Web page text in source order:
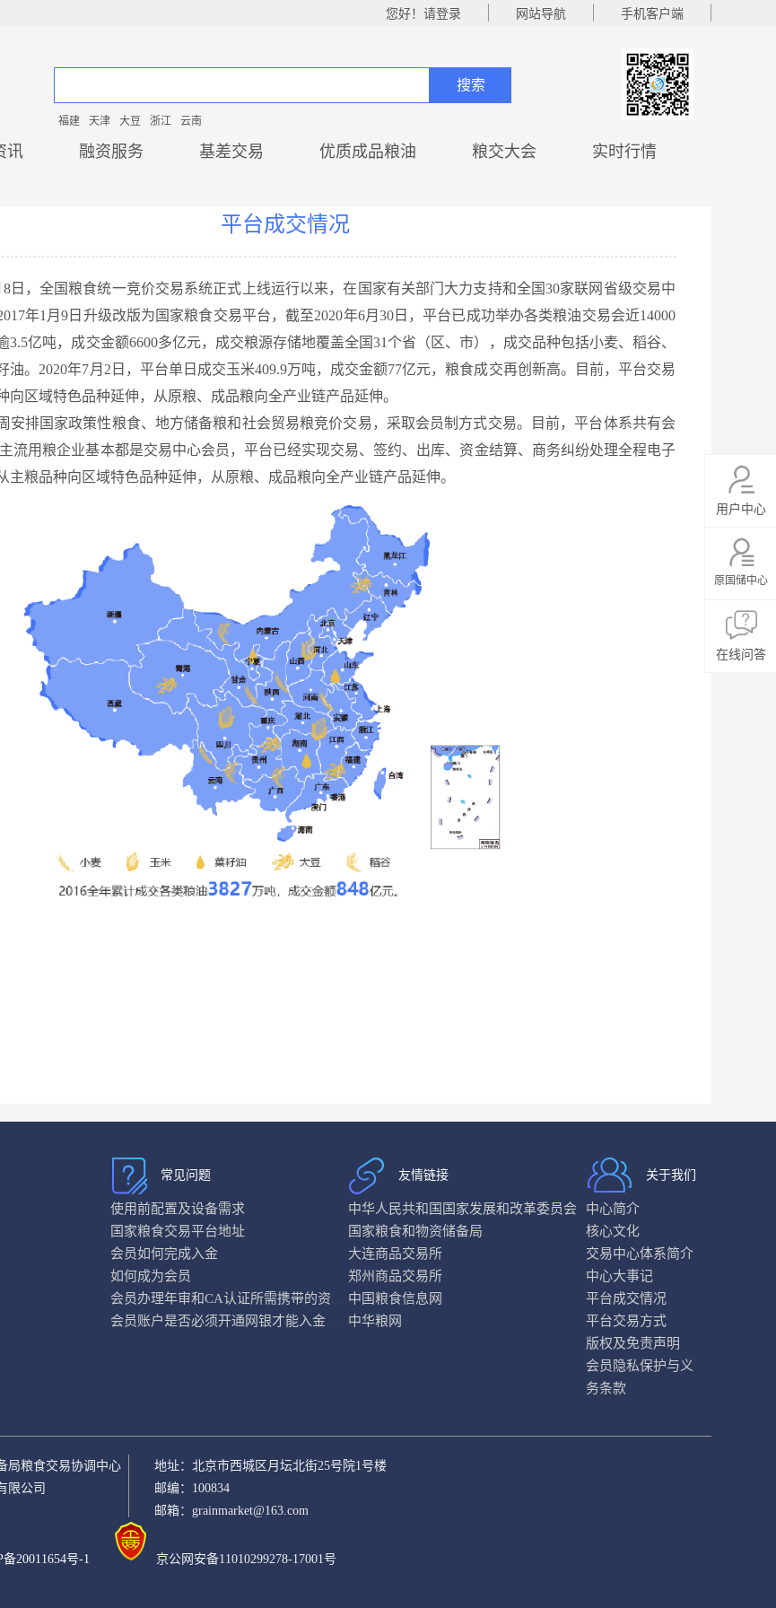
手机客户端
网站导航
您好！请登录
搜索
福建 天津 大豆 浙江 云南
讯 融资服务 基差交易 优质成品粮油 粮交大会 实时行情
平台成交情况
8日，全国粮食统一竞价交易系统正式上线运行以来，在国家有关部门大力支持和全国30家联网省级交易中
年1月9日升级改版为国家粮食交易平台，截至2020年6月30日，平台已成功举办各类粮油交易会近14000
3.5亿吨，成交金额6600多亿元，成交粮源存储地覆盖全国31个省（区、市），成交品种包括小麦、稻谷、
油。2020年7月2日，平台单日成交玉米409.9万吨，成交金额77亿元，粮食成交再创新高。目前，平台交易
向区域特色品种延伸，从原粮、成品粮向全产业链产品延伸。
安排国家政策性粮食、地方储备粮和社会贸易粮竞价交易，采取会员制方式交易。目前，平台体系共有会
流用粮企业基本都是交易中心会员，平台已经实现交易、签约、出库、资金结算、商务纠纷处理全程电子
主粮品种向区域特色品种延伸，从原粮、成品粮向全产业链产品延伸。
用户中心
原国储中心
在线问答
常见问题 友情链接 关于我们
使用前配置及设备需求
国家粮食交易平台地址
会员如何完成入金
如何成为会员
会员办理年审和CA认证所需携带的资料是什么？
会员账户是否必须开通网银才能入金？没有网银时如何入金？
中华人民共和国国家发展和改革委员会
国家粮食和物资储备局
大连商品交易所
郑州商品交易所
中国粮食信息网
中华粮网
中心简介
核心文化
交易中心体系简介
中心大事记
平台成交情况
平台交易方式
版权及免责声明
会员隐私保护与义
务条款
局粮食交易协调中心
限公司
地址：北京市西城区月坛北街25号院1号楼
邮编：100834
邮箱：grainmarket@163.com
备20011654号-1 京公网安备11010299278-17001号